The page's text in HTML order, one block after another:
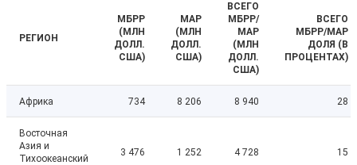
РЕГИОН
МБРР
(МЛН
ДОЛЛ.
США)
МАР
(МЛН
ДОЛЛ.
США)
ВСЕГО
МБРР/
МАР
(МЛН
ДОЛЛ.
США)
ВСЕГО
МБРР/МАР
ДОЛЯ (В
ПРОЦЕНТАХ)
Африка 734 8 206 8 940 28
Восточная
Азия и
Тихоокеанский
3 476 1 252 4 728 15